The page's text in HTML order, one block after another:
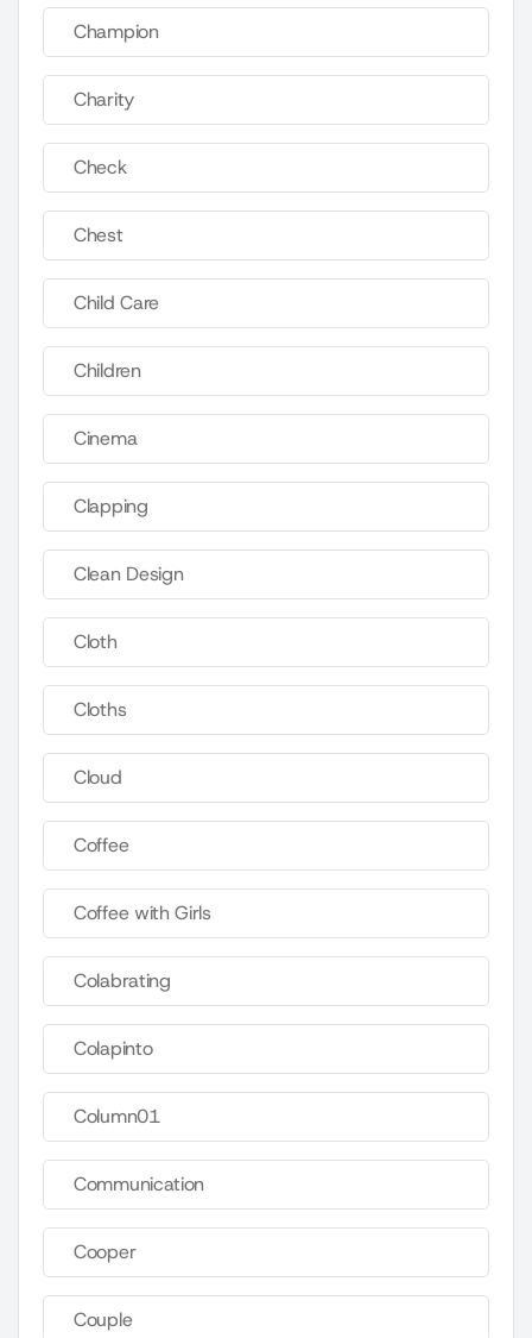
Champion
Charity
Check
Chest
Child Care
Children
Cinema
Clapping
Clean Design
Cloth
Cloths
Cloud
Coffee
Coffee with Girls
Colabrating
Colapinto
Column01
Communication
Cooper
Couple